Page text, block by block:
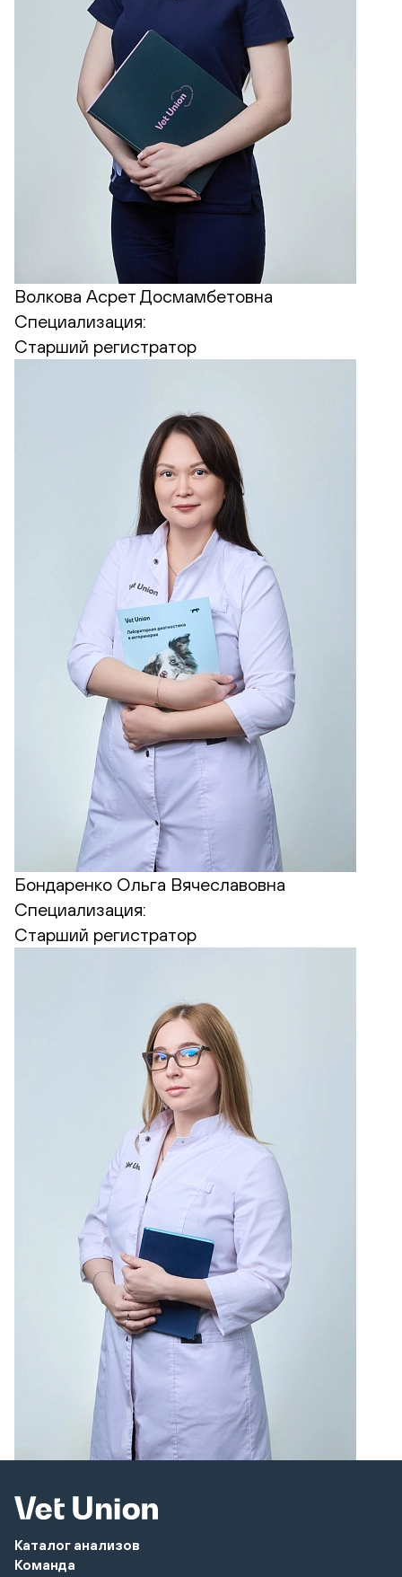
Волкова Асрет Досмамбетовна
Специализация:
Старший регистратор
Бондаренко Ольга Вячеславовна
Специализация:
Старший регистратор
Каталог анализов
Команда